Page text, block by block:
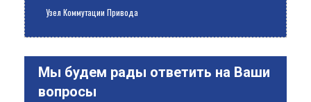
Узел Коммутации Привода
Мы будем рады ответить на Ваши
вопросы